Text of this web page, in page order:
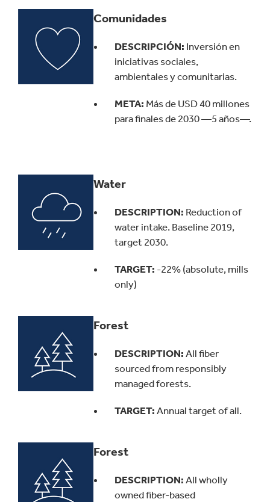
Comunidades
DESCRIPCIÓN: Inversión en
iniciativas sociales,
ambientales y comunitarias.
META: Más de USD 40 millones
para finales de 2030 —5 años—.
Water
DESCRIPTION: Reduction of
water intake. Baseline 2019,
target 2030.
TARGET: -22% (absolute, mills
only)
Forest
DESCRIPTION: All fiber
sourced from responsibly
managed forests.
TARGET: Annual target of all.
Forest
DESCRIPTION: All wholly
owned fiber-based